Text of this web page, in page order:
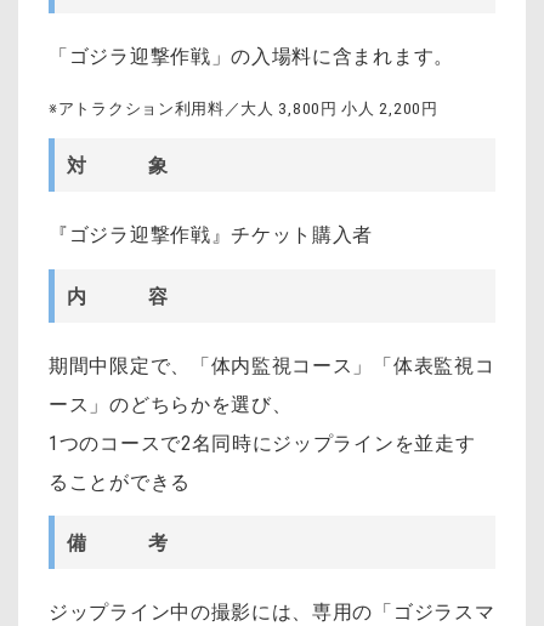
「ゴジラ迎撃作戦」の入場料に含まれます。
※アトラクション利用料／大人 3,800円 小人 2,200円
対 象
『ゴジラ迎撃作戦』チケット購入者
内 容
期間中限定で、「体内監視コース」「体表監視コ
ース」のどちらかを選び、
1つのコースで2名同時にジップラインを並走す
ることができる
備 考
ジップライン中の撮影には、専用の「ゴジラスマ